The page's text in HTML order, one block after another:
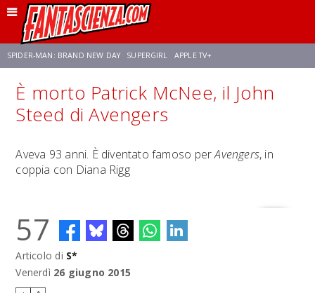
SPIDER-MAN: BRAND NEW DAY SUPERGIRL APPLE TV+
FRANCO RICCIARDIELLO ZENDAYA STAR TREK AVENGERS: DOOMSDAY
STAR TREK: STRANGE NEW WORLDS
È morto Patrick McNee, il John
Steed di Avengers
Aveva 93 anni. È diventato famoso perAvengers, in
coppia con Diana Rigg
57
Articolo di S*
Venerdì 26 giugno 2015